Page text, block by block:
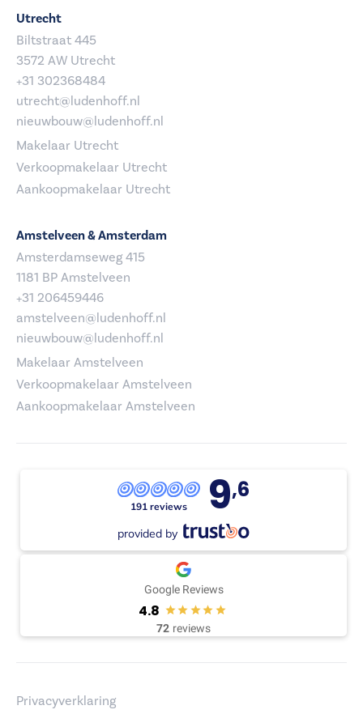
Utrecht
Biltstraat 445
3572 AW Utrecht
+31 302368484
utrecht@ludenhoff.nl
nieuwbouw@ludenhoff.nl
Makelaar Utrecht
Verkoopmakelaar Utrecht
Aankoopmakelaar Utrecht
Amstelveen & Amsterdam
Amsterdamseweg 415
1181 BP Amstelveen
+31 206459446
amstelveen@ludenhoff.nl
nieuwbouw@ludenhoff.nl
Makelaar Amstelveen
Verkoopmakelaar Amstelveen
Aankoopmakelaar Amstelveen
191 reviews 9,6
provided by
Google Reviews
4.8
72 reviews
Privacyverklaring